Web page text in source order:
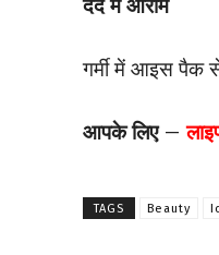
दर्द में आराम
गर्मी में आइस पैक
आपके लिए –
TAGS Beauty